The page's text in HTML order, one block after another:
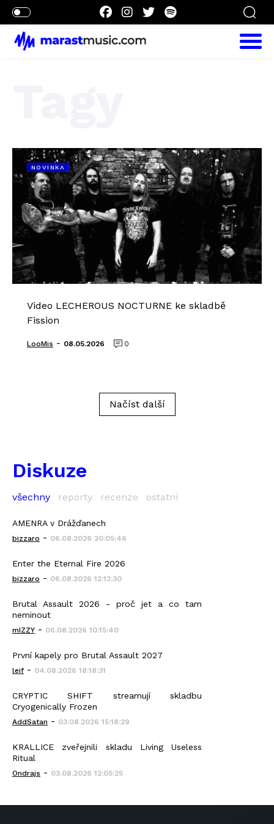
NOVINKA
Video LECHEROUS NOCTURNE ke skladbě
Fission
LooMis - 08.05.2026 0
Načíst další
Diskuze
všechny reporty recenze ostatní
AMENRA v Drážďanech
bizzaro - 06.08.2026 20:05:46
Enter the Eternal Fire 2026
bizzaro - 06.08.2026 12:12:30
Brutal Assault 2026 - proč jet a co tam
neminout
mIZZY - 06.08.2026 10:15:40
První kapely pro Brutal Assault 2027
leif - 04.08.2026 18:18:31
CRYPTIC SHIFT streamují skladbu
Cryogenically Frozen
AddSatan - 03.08.2026 15:18:29
KRALLICE zveřejnili skladu Living Useless
Ritual
Ondrajs - 03.08.2026 12:05:25